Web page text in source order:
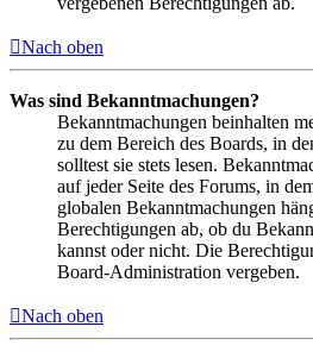
Nach oben
Was sind Bekanntmachungen?
Bekanntmachungen beinhalten
zu dem Bereich des Boards, in
solltest sie stets lesen.
auf jeder Seite des Forums, in
globalen Bekanntmachungen
Berechtigungen ab, ob du
kannst oder nicht. Die
Board-Administration vergeben.
Nach oben